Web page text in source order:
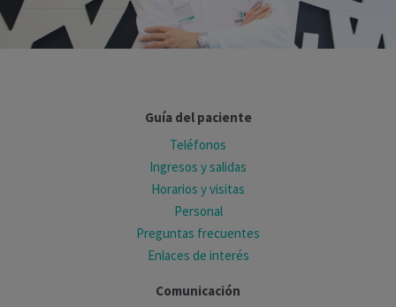
Guía del paciente
Teléfonos
Ingresos y salidas
Horarios y visitas
Personal
Preguntas frecuentes
Enlaces de interés
Comunicación